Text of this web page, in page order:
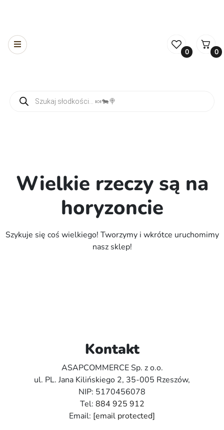
0 0
Wielkie rzeczy są na
horyzoncie
Szykuje się coś wielkiego! Tworzymy i wkrótce uruchomimy
nasz sklep!
Kontakt
ASAPCOMMERCE Sp. z o.o.
ul. PL. Jana Kilińskiego 2, 35-005 Rzeszów,
NIP: 5170456078
Tel: 884 925 912
Email: [email protected]